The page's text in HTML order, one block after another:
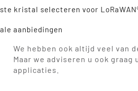
aanbiedingen
kristal selecteren voor
Wij bieden ook
Voltage
keramische
Esztergom. Onze producten
We hebben ook altijd veel van
Maar we adviseren u ook
applicaties.